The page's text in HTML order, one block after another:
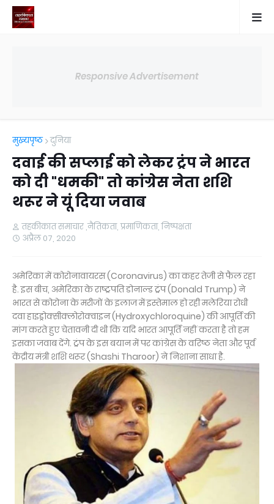
Responsive Advertisement
मुख्यपृष्ठ दुनिया
दवाई की सप्लाई को लेकर ट्रंप ने भारत
को दी "धमकी" तो कांग्रेस नेता शशि
थरूर ने यूं दिया जवाब
तहकीकात समाचार ,नैतिकता, प्रमाणिकता, निष्पक्षता
अप्रैल 07, 2020
अमेरिका में कोरोनावायरस (Coronavirus) का कहर तेजी से फैल रहा
है. इस बीच, अमेरिका के राष्ट्रपति डोनाल्ड ट्रंप (Donald Trump) ने
भारत से कोरोना के मरीजों के इलाज में इस्तेमाल हो रही मलेरिया रोधी
दवा हाइड्रोक्सीक्लोरोक्वाइन (Hydroxychloroquine) की आपूर्ति की
मांग करते हुए चेतावनी दी थी कि यदि भारत आपूर्ति नहीं करता है तो हम
इसका जवाब देंगे. ट्रंप के इस बयान में पर कांग्रेस के वरिष्ठ नेता और पूर्व
केंद्रीय मंत्री शशि थरूर (Shashi Tharoor) ने निशाना साधा है.